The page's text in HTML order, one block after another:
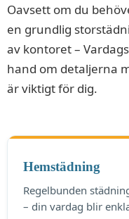
Oavsett om du
en grundlig
av kontoret –
hand om detaljerna
är viktigt för dig.
Hemstädning
Regelbunden
– din vardag blir